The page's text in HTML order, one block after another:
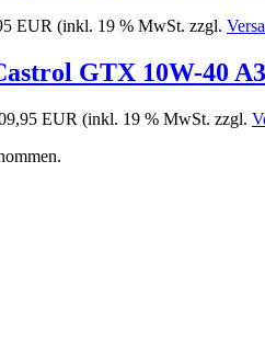
EUR (inkl. 19 % MwSt. zzgl.
GTX 10W-40
EUR (inkl. 19 % MwSt. zzgl.